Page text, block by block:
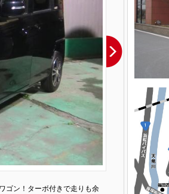
ゴン！ターボ付きで走りも余